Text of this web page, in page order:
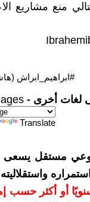
منع
#ابراهيم_ابراش
لغات أخرى -
Translate
مستقل يسعى
10 دولارات سنويًا أو